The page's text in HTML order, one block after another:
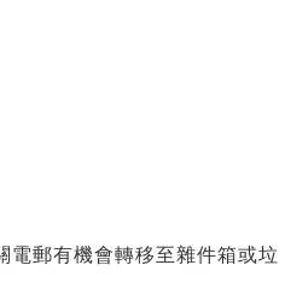
郵有機會轉移至雜件箱或垃